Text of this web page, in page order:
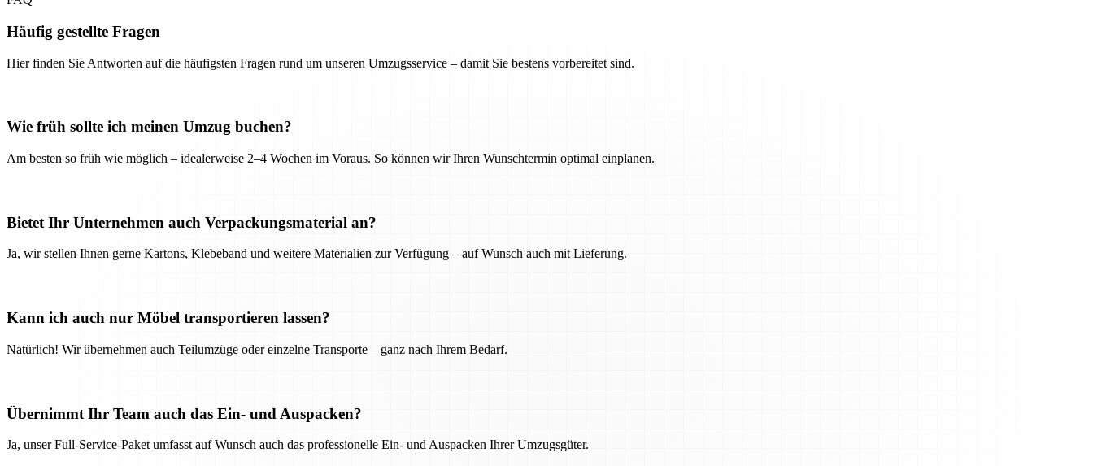
Häufig gestellte Fragen
Hier finden Sie Antworten auf die häufigsten Fragen rund um unseren Umzugsservice – damit Sie bestens vorbereitet sind.
Wie früh sollte ich meinen Umzug buchen?
Am besten so früh wie möglich – idealerweise 2–4 Wochen im Voraus. So können wir Ihren Wunschtermin optimal einplanen.
Bietet Ihr Unternehmen auch Verpackungsmaterial an?
Ja, wir stellen Ihnen gerne Kartons, Klebeband und weitere Materialien zur Verfügung – auf Wunsch auch mit Lieferung.
Kann ich auch nur Möbel transportieren lassen?
Natürlich! Wir übernehmen auch Teilumzüge oder einzelne Transporte – ganz nach Ihrem Bedarf.
Übernimmt Ihr Team auch das Ein- und Auspacken?
Ja, unser Full-Service-Paket umfasst auf Wunsch auch das professionelle Ein- und Auspacken Ihrer Umzugsgüter.